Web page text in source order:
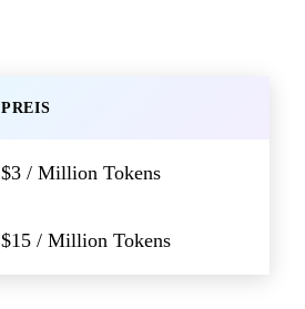
PREIS
$3 / Million Tokens
$15 / Million Tokens